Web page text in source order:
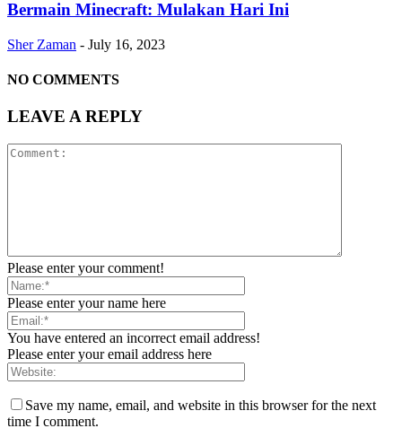
Bermain Minecraft: Mulakan Hari Ini
Sher Zaman - July 16, 2023
NO COMMENTS
LEAVE A REPLY
Please enter your comment!
Please enter your name here
You have entered an incorrect email address!
Please enter your email address here
Save my name, email, and website in this browser for the next
time I comment.